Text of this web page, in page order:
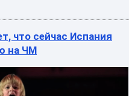
что сейчас Испания
на ЧМ